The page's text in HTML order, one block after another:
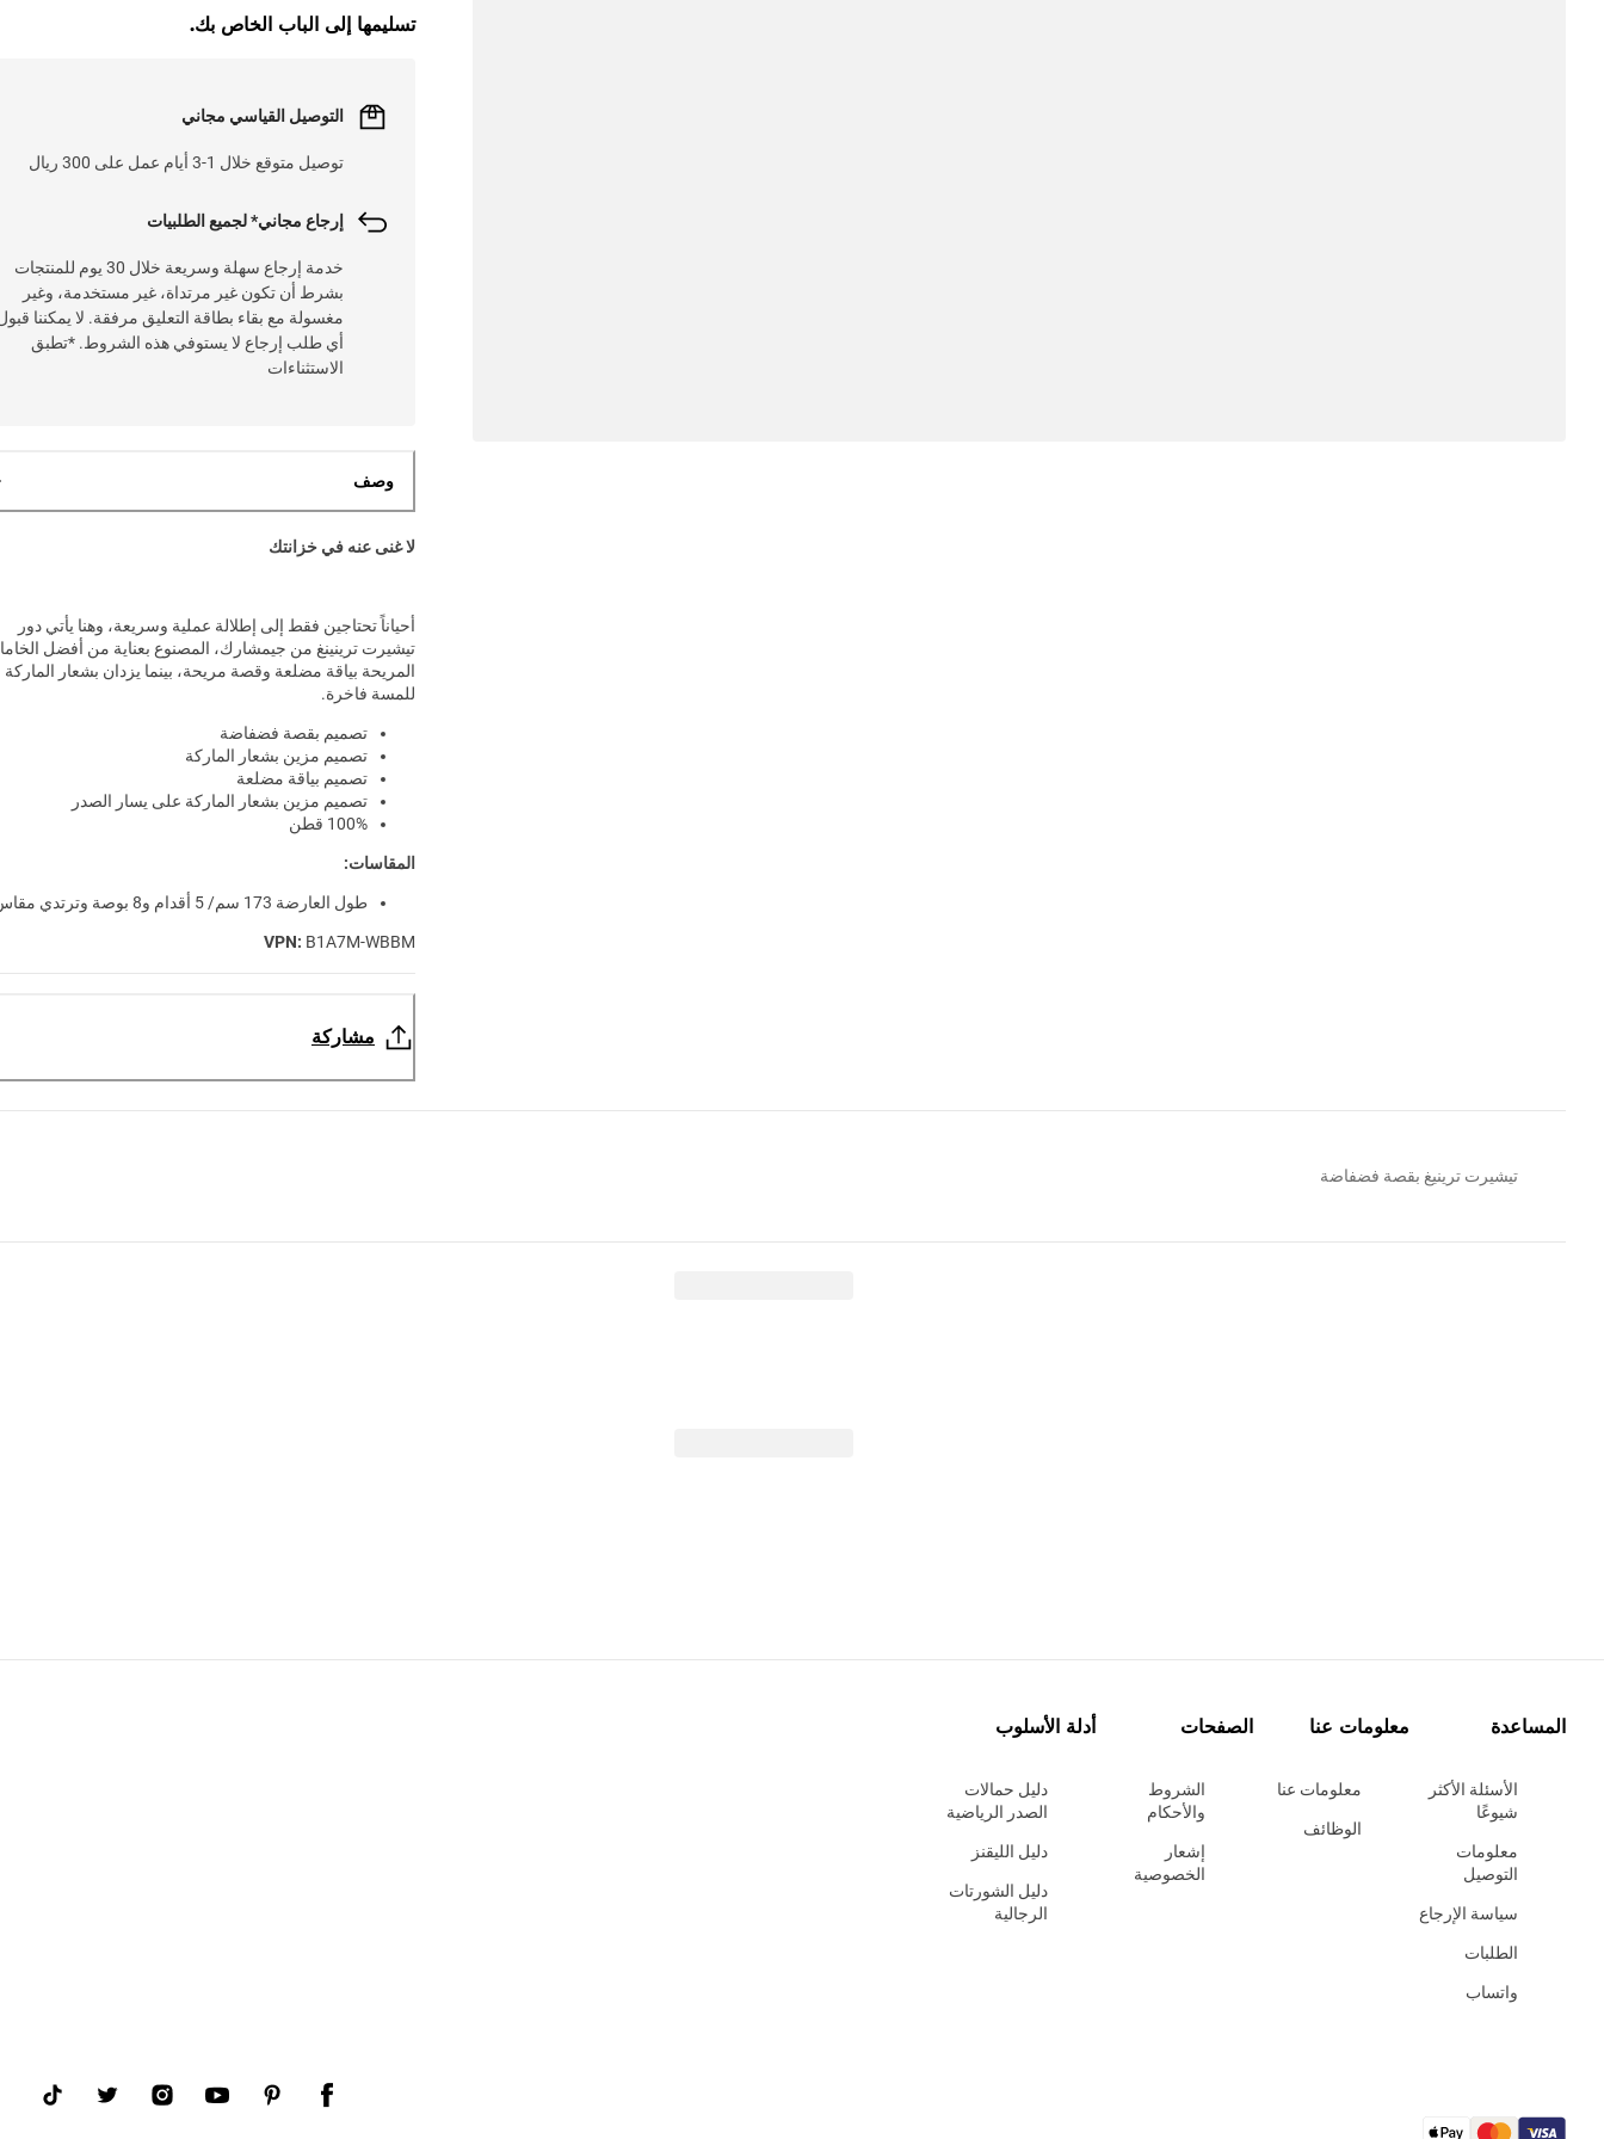
تسليمها إلى الباب الخاص بك.
التوصيل القياسي مجاني
توصيل متوقع خلال 1-3 أيام عمل على 300 ريال
إرجاع مجاني* لجميع الطلبيات
خدمة إرجاع سهلة وسريعة خلال 30 يوم للمنتجات
بشرط أن تكون غير مرتداة، غير مستخدمة، وغير
مغسولة مع بقاء بطاقة التعليق مرفقة. لا يمكننا
أي طلب إرجاع لا يستوفي هذه الشروط. *تطبق
الاستثناءات
وصف
لا غنى عنه في خزانتك
أحياناً تحتاجين فقط إلى إطلالة عملية وسريعة، وهنا يأتي دور
تيشيرت ترينينغ من جيمشارك، المصنوع بعناية من أفضل
المريحة بياقة مضلعة وقصة مريحة، بينما يزدان بشعار الماركة
للمسة فاخرة.
تصميم بقصة فضفاضة
تصميم مزين بشعار الماركة
تصميم بياقة مضلعة
تصميم مزين بشعار الماركة على يسار الصدر
100% قطن
المقاسات:
طول العارضة 173 سم/ 5 أقدام و8 بوصة وترتدي مقاس XS
VPN: B1A7M-WBBM
مشاركة
تيشيرت ترينيغ بقصة فضفاضة
المساعدة
الأسئلة الأكثر
شيوعًا
معلومات
التوصيل
سياسة الإرجاع
الطلبات
واتساب
معلومات عنا
معلومات عنا
الوظائف
الصفحات
الشروط
والأحكام
إشعار
الخصوصية
أدلة الأسلوب
دليل حمالات
الصدر الرياضية
دليل الليقنز
دليل الشورتات
الرجالية